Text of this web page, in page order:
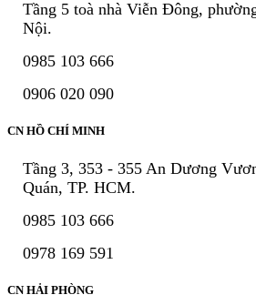
Tầng 5 toà nhà Viễn Đông,
Nội.
0985 103 666
0906 020 090
CN HỒ CHÍ MINH
Tầng 3, 353 - 355 An Dương
Quán, TP. HCM.
0985 103 666
0978 169 591
CN HẢI PHÒNG